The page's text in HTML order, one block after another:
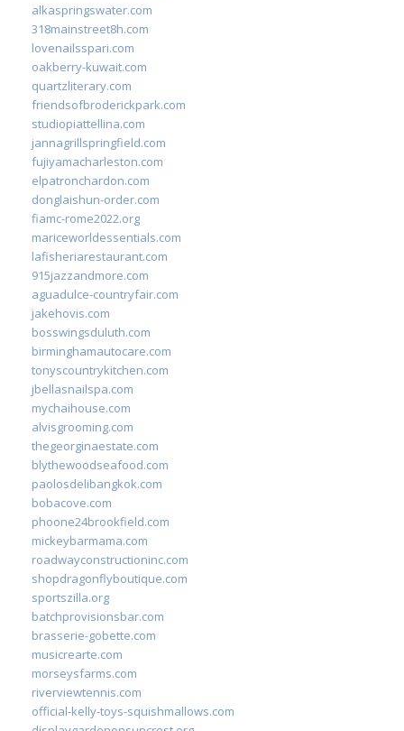
alkaspringswater.com
318mainstreet8h.com
lovenailsspari.com
oakberry-kuwait.com
quartzliterary.com
friendsofbroderickpark.com
studiopiattellina.com
jannagrillspringfield.com
fujiyamacharleston.com
elpatronchardon.com
donglaishun-order.com
fiamc-rome2022.org
mariceworldessentials.com
lafisheriarestaurant.com
915jazzandmore.com
aguadulce-countryfair.com
jakehovis.com
bosswingsduluth.com
birminghamautocare.com
tonyscountrykitchen.com
jbellasnailspa.com
mychaihouse.com
alvisgrooming.com
thegeorginaestate.com
blythewoodseafood.com
paolosdelibangkok.com
bobacove.com
phoone24brookfield.com
mickeybarmama.com
roadwayconstructioninc.com
shopdragonflyboutique.com
sportszilla.org
batchprovisionsbar.com
brasserie-gobette.com
musicrearte.com
morseysfarms.com
riverviewtennis.com
official-kelly-toys-squishmallows.com